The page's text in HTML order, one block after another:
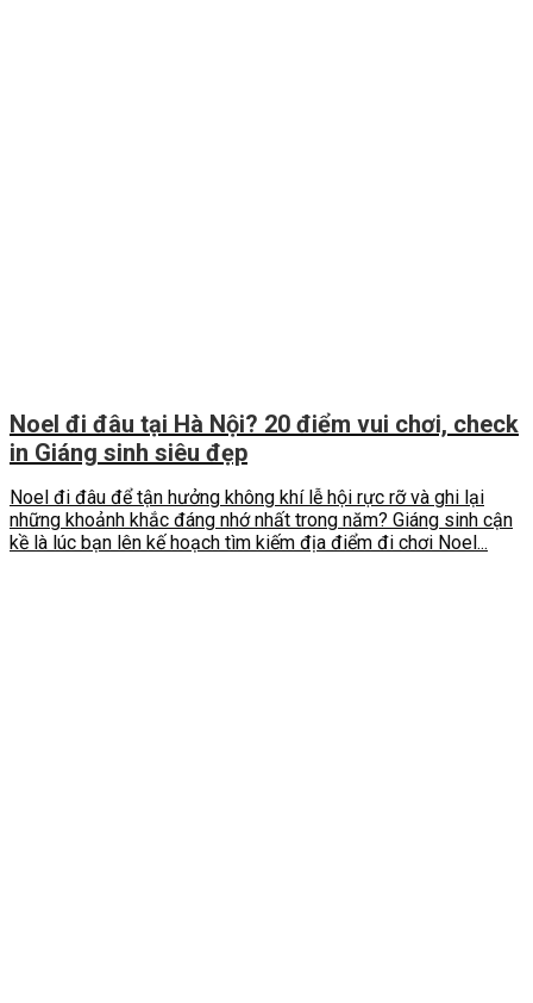
Noel đi đâu tại Hà Nội? 20 điểm vui chơi, check
in Giáng sinh siêu đẹp
Noel đi đâu để tận hưởng không khí lễ hội rực rỡ và ghi lại
những khoảnh khắc đáng nhớ nhất trong năm? Giáng sinh cận
kề là lúc bạn lên kế hoạch tìm kiếm địa điểm đi chơi Noel...